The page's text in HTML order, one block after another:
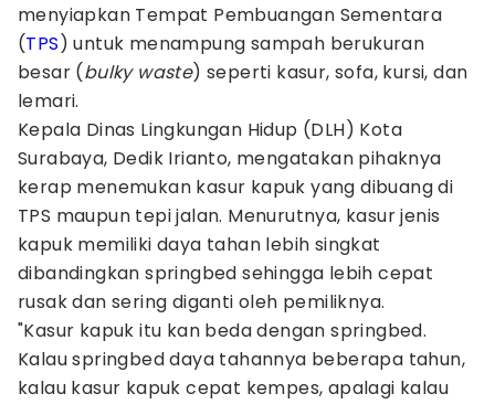
menyiapkan Tempat Pembuangan Sementara
(TPS) untuk menampung sampah berukuran
besar (bulky waste) seperti kasur, sofa, kursi, dan
lemari.
Kepala Dinas Lingkungan Hidup (DLH) Kota
Surabaya, Dedik Irianto, mengatakan pihaknya
kerap menemukan kasur kapuk yang dibuang di
TPS maupun tepi jalan. Menurutnya, kasur jenis
kapuk memiliki daya tahan lebih singkat
dibandingkan springbed sehingga lebih cepat
rusak dan sering diganti oleh pemiliknya.
"Kasur kapuk itu kan beda dengan springbed.
Kalau springbed daya tahannya beberapa tahun,
kalau kasur kapuk cepat kempes, apalagi kalau